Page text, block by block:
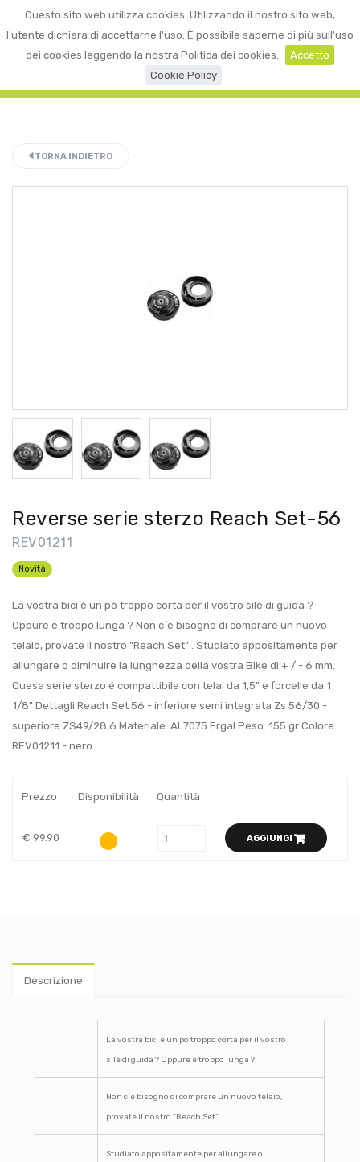
Questo sito web utilizza cookies. Utilizzando il nostro sito web,
l'utente dichiara di accettarne l'uso. È possibile saperne di più sull'uso
dei cookies leggendo la nostra Politica dei cookies.
Accetto
Cookie Policy
☰ 0
TORNA INDIETRO
Reverse serie sterzo Reach Set-56
REV01211
Novità
La vostra bici é un pó troppo corta per il vostro sile di guida ?
Oppure é troppo lunga ? Non c´é bisogno di comprare un nuovo
telaio, provate il nostro "Reach Set" . Studiato appositamente per
allungare o diminuire la lunghezza della vostra Bike di + / - 6 mm.
Quesa serie sterzo é compattibile con telai da 1,5" e forcelle da 1
1/8" Dettagli Reach Set 56 - inferiore semi integrata Zs 56/30 -
superiore ZS49/28,6 Materiale: AL7075 Ergal Peso: 155 gr Colore:
REV01211 - nero
Prezzo Disponibilità Quantità
€ 99.90 AGGIUNGI
Descrizione
La vostra bici é un pó troppo corta per il vostro
sile di guida ? Oppure é troppo lunga ?
Non c´é bisogno di comprare un nuovo telaio,
provate il nostro "Reach Set" .
Studiato appositamente per allungare o